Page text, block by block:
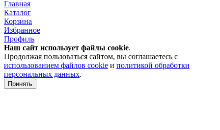
Главная
Каталог
Корзина
Избранное
Профиль
Наш сайт использует файлы cookie.
Продолжая пользоваться сайтом, вы соглашаетесь с
использованием файлов cookie и политикой обработки
персональных данных.
Принять